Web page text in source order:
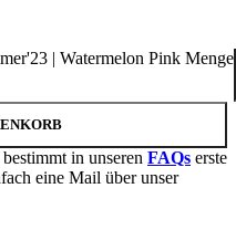
| Watermelon Pink Menge
in unseren FAQs erste
eine Mail über unser